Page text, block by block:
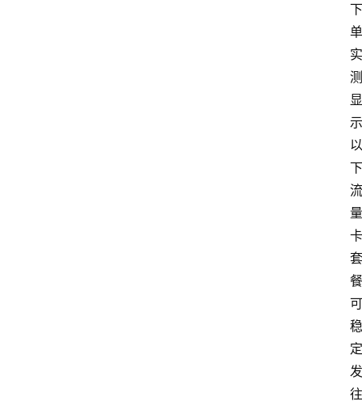
下
单
实
测
显
示
以
下
流
量
卡
套
餐
可
稳
定
发
往